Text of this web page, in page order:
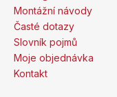
Montážní návody
Časté dotazy
Slovník pojmů
Moje objednávka
Kontakt